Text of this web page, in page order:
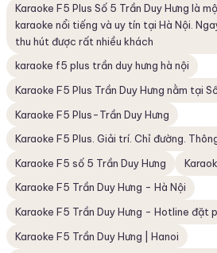
Karaoke F5 Plus Số 5 Trần Duy Hưng là
karaoke nổi tiếng và uy tín tại Hà Nội.
thu hút được rất nhiều khách
karaoke f5 plus trần duy hưng hà nội
Karaoke F5 Plus Trần Duy Hưng nằm tại
Karaoke F5 Plus-Trần Duy Hưng
Karaoke F5 Plus. Giải trí. Chỉ đường.
Karaoke F5 số 5 Trần Duy Hưng
Karaoke F5 Trần Duy Hưng - Hà Nội
Karaoke F5 Trần Duy Hưng - Hotline đặt
Karaoke F5 Trần Duy Hưng | Hanoi